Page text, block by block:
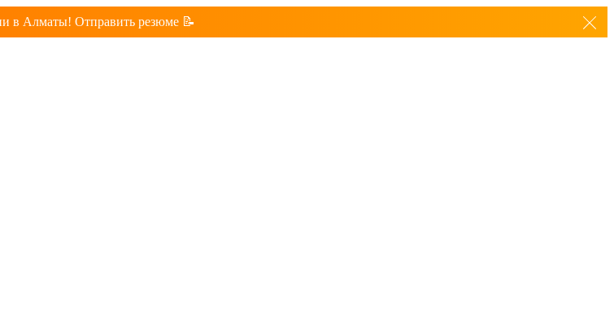
в Алматы! Отправить резюме 📝